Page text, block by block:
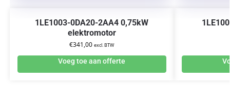
1LE1003-0DA20-2AA4 0,75kW
elektromotor
€341,00 excl. BTW
Voeg toe aan offerte